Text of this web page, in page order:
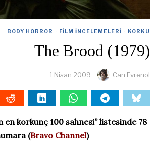
BODY HORROR · FILM İNCELEMELERI · KORKU
The Brood (1979)
1 Nisan 2009 Can Evrenol
en korkunç 100 sahnesi” listesinde 78
(Bravo Channel)